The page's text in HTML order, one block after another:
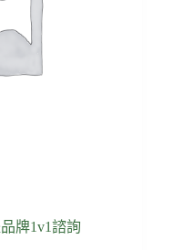
牌1v1諮詢